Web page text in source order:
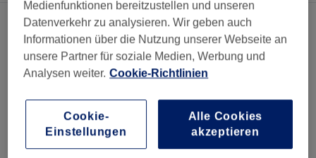
2 Salons die anbieten:damen - tönung in Bochum
Medienfunktionen bereitzustellen und unseren
Datenverkehr zu analysieren. Wir geben auch
Informationen über die Nutzung unserer Webseite an
unsere Partner für soziale Medien, Werbung und
Analysen weiter. Cookie-Richtlinien
Cookie-
Einstellungen
Alle Cookies
akzeptieren